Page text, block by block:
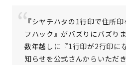
『シヤチハタの1行印で住所印
フハック』がバズりにバズり
数年越しに『1行印が2行印に
知らせを公式さんからいただ